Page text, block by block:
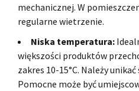
mechanicznej. W
regularne wietrzenie.
Niska temperatura:
większości produktów
zakres 10-15°C. Należy
Pomocne może być